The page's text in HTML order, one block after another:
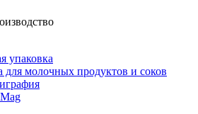
упаковка
для молочных продуктов и соков